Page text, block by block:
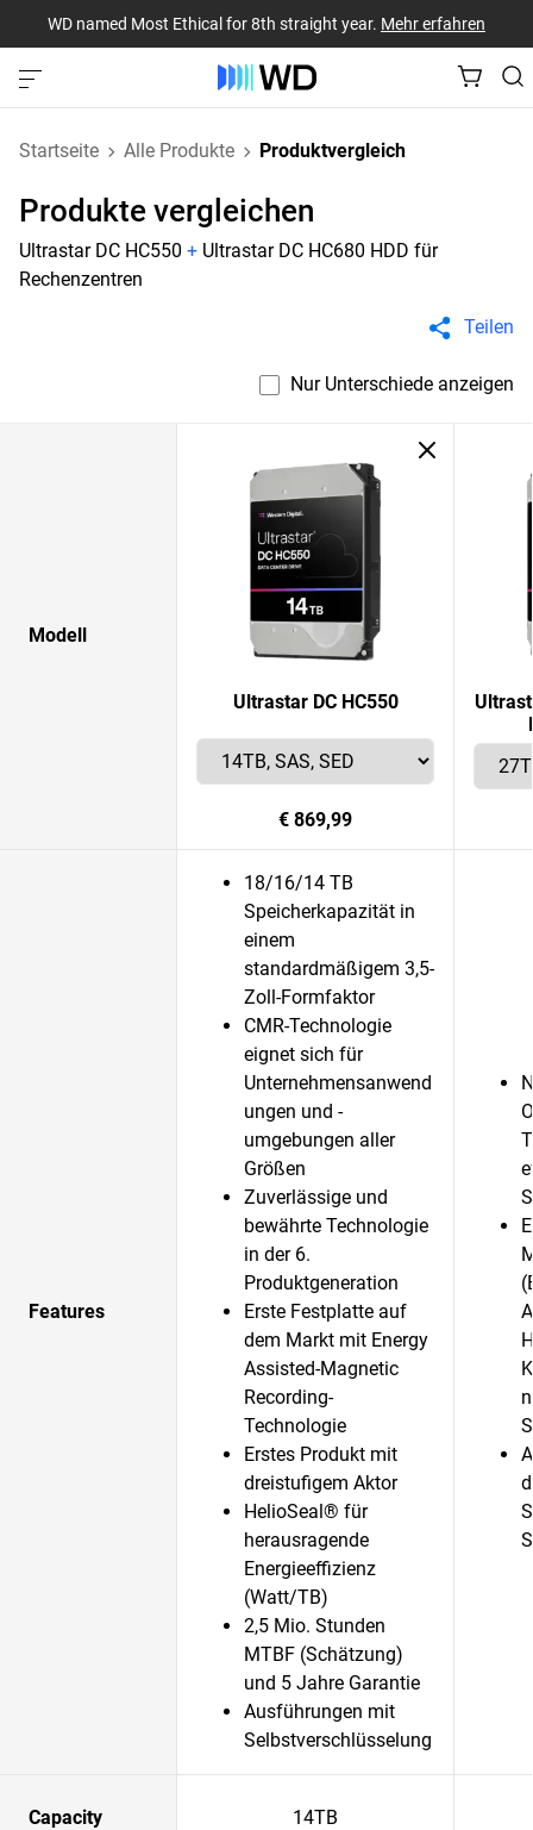
WD named Most Ethical for 8th straight year. Mehr erfahren
Startseite Alle Produkte Produktvergleich
Produkte vergleichen
Ultrastar DC HC550 + Ultrastar DC HC680 HDD für
Rechenzentren
Teilen
Nur Unterschiede anzeigen
Modell
Ultrastar DC HC550
€ 869,99
Features
18/16/14 TB
Speicherkapazität in
einem
standardmäßigem 3,5-
Zoll-Formfaktor
CMR-Technologie
eignet sich für
Unternehmensanwend
ungen und -
umgebungen aller
Größen
Zuverlässige und
bewährte Technologie
in der 6.
Produktgeneration
Erste Festplatte auf
dem Markt mit Energy
Assisted-Magnetic
Recording-
Technologie
Erstes Produkt mit
dreistufigem Aktor
HelioSeal® für
herausragende
Energieeffizienz
(Watt/TB)
2,5 Mio. Stunden
MTBF (Schätzung)
und 5 Jahre Garantie
Ausführungen mit
Selbstverschlüsselung
Capacity 14TB